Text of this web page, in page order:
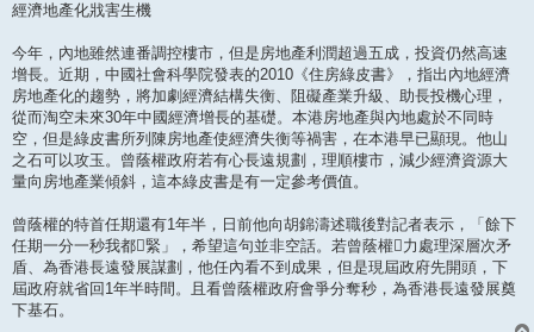
經濟地產化戕害生機
今年，內地雖然連番調控樓市，但是房地產利潤超過五成，投資仍然高速
增長。近期，中國社會科學院發表的2010《住房綠皮書》，指出內地經濟
房地產化的趨勢，將加劇經濟結構失衡、阻礙產業升級、助長投機心理，
從而淘空未來30年中國經濟增長的基礎。本港房地產與內地處於不同時
空，但是綠皮書所列陳房地產使經濟失衡等禍害，在本港早已顯現。他山
之石可以攻玉。曾蔭權政府若有心長遠規劃，理順樓市，減少經濟資源大
量向房地產業傾斜，這本綠皮書是有一定參考價值。
曾蔭權的特首任期還有1年半，日前他向胡錦濤述職後對記者表示，「餘下
任期一分一秒我都緊」，希望這句並非空話。若曾蔭權力處理深層次矛
盾、為香港長遠發展謀劃，他任內看不到成果，但是現屆政府先開頭，下
屆政府就省回1年半時間。且看曾蔭權政府會爭分奪秒，為香港長遠發展奠
下基石。